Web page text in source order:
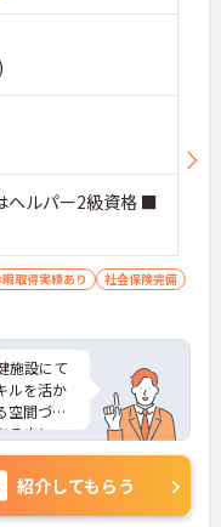
ヘルパー2級資格 ■
取得実績あり
社会保険完備
施設にて
ルを活か
空間づく
る方に
お話しい
紹介してもらう